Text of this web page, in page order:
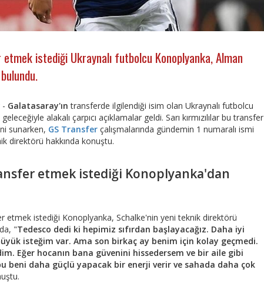
istediği Ukraynalı futbolcu Konoplyanka, Alman
- Galatasaray'ıntransferde ilgilendiği isim olan Ukraynalı futbolcu
geleceğiyle alakalı çarpıcı açıklamalar geldi. Sarı kırmızılılar bu transfer
sunarken, GS Transfer çalışmalarında gündemin 1 numaralı ismi
direktörü hakkında konuştu.
etmek istediği Konoplyanka'dan
etmek istediği Konoplyanka, Schalke'nin yeni teknik direktörü
"Tedesco dedi ki hepimiz sıfırdan başlayacağız. Daha iyi
isteğim var. Ama son birkaç ay benim için kolay geçmedi.
Eğer hocanın bana güvenini hissedersem ve bir aile gibi
beni daha güçlü yapacak bir enerji verir ve sahada daha çok